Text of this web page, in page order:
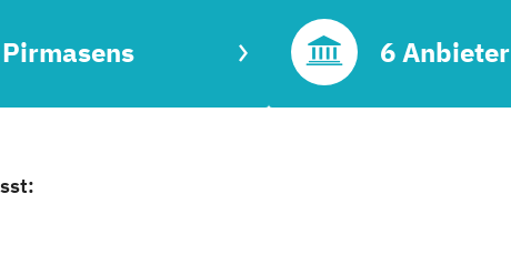
Pirmasens 6 Anbieter